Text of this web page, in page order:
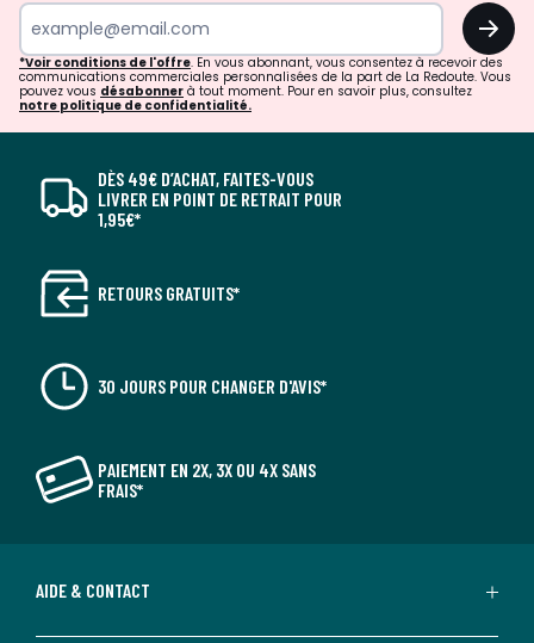
OK
*Voir conditions de l'offre. En vous abonnant, vous consentez à recevoir des
communications commerciales personnalisées de la part de La Redoute. Vous
pouvez vous désabonner à tout moment. Pour en savoir plus, consultez
notre politique de confidentialité.
DÈS 49€ D’ACHAT, FAITES-VOUS
LIVRER EN POINT DE RETRAIT POUR
1,95€*
RETOURS GRATUITS*
30 JOURS POUR CHANGER D'AVIS*
PAIEMENT EN 2X, 3X OU 4X SANS
FRAIS*
AIDE & CONTACT